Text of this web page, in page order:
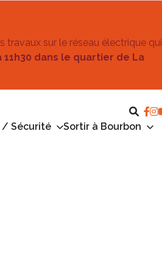
travaux sur le réseau électrique qui
11h30 dans le quartier de La
Sécurité
Sortir à Bourbon